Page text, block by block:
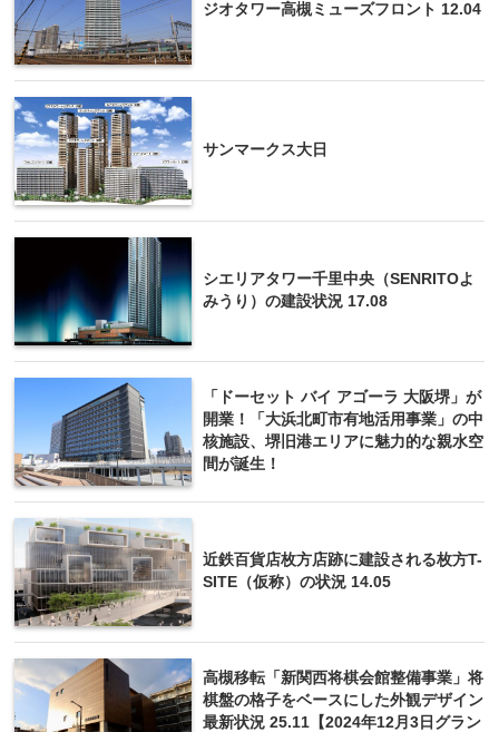
ジオタワー高槻ミューズフロント 12.04
サンマークス大日
シエリアタワー千里中央（SENRITOよ
みうり）の建設状況 17.08
「ドーセット バイ アゴーラ 大阪堺」が
開業！「大浜北町市有地活用事業」の中
核施設、堺旧港エリアに魅力的な親水空
間が誕生！
近鉄百貨店枚方店跡に建設される枚方T-
SITE（仮称）の状況 14.05
高槻移転「新関西将棋会館整備事業」将
棋盤の格子をベースにした外観デザイン
最新状況 25.11【2024年12月3日グラン